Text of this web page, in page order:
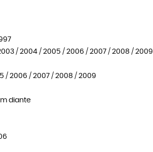
/ 2004 / 2005 / 2006 / 2007 / 2008 / 2009
/ 2006 / 2007 / 2008 / 2009
diante